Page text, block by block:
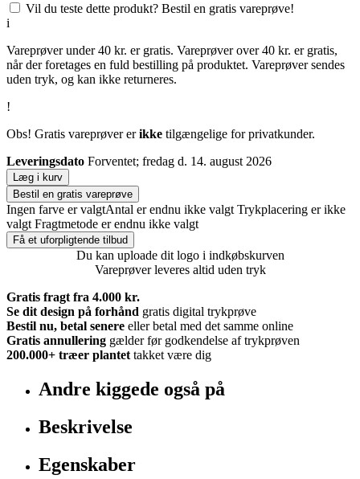
Vil du teste dette produkt? Bestil en gratis vareprøve!
i
Vareprøver under 40 kr. er gratis. Vareprøver over 40 kr. er gratis,
når der foretages en fuld bestilling på produktet. Vareprøver sendes
uden tryk, og kan ikke returneres.
!
Obs! Gratis vareprøver erikke tilgængelige for privatkunder.
Leveringsdato Forventet; fredag d. 14. august 2026
Læg i kurv
Bestil en gratis vareprøve
Ingen farve er valgtAntal er endnu ikke valgt Trykplacering er ikke
valgt Fragtmetode er endnu ikke valgt
Få et uforpligtende tilbud
Du kan uploade dit logo i indkøbskurven
Vareprøver leveres altid uden tryk
Gratis fragt fra 4.000 kr.
Se dit design på forhånd gratis digital trykprøve
Bestil nu, betal senere eller betal med det samme online
Gratis annullering gælder før godkendelse af trykprøven
200.000+ træer plantet takket være dig
Andre kiggede også på
Beskrivelse
Egenskaber